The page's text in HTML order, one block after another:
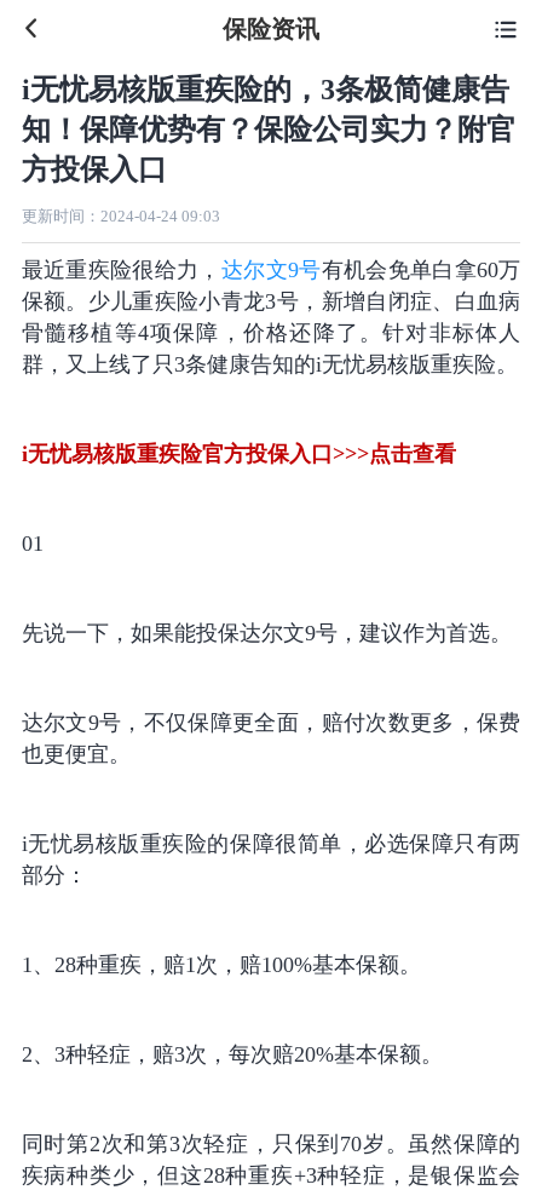
 保险资讯
i无忧易核版重疾险的，3条极简健康告
知！保障优势有？保险公司实力？附官
方投保入口
更新时间： 2024-04-24 09:03
最近重疾险很给力， 达尔文9号有机会免单白拿60万
保额。少儿重疾险小青龙3号，新增自闭症、白血病
骨髓移植等4项保障，价格还降了。针对非标体人
群，又上线了只3条健康告知的i无忧易核版重疾险。
i无忧易核版重疾险官方投保入口>>>点击查看
01
先说一下，如果能投保达尔文9号，建议作为首选。
达尔文9号，不仅保障更全面，赔付次数更多，保费
也更便宜。
i无忧易核版重疾险的保障很简单，必选保障只有两
部分：
1、28种重疾，赔1次，赔100%基本保额。
2、3种轻症，赔3次，每次赔20%基本保额。
同时第2次和第3次轻症，只保到70岁。虽然保障的
疾病种类少，但这28种重疾+3种轻症，是银保监会